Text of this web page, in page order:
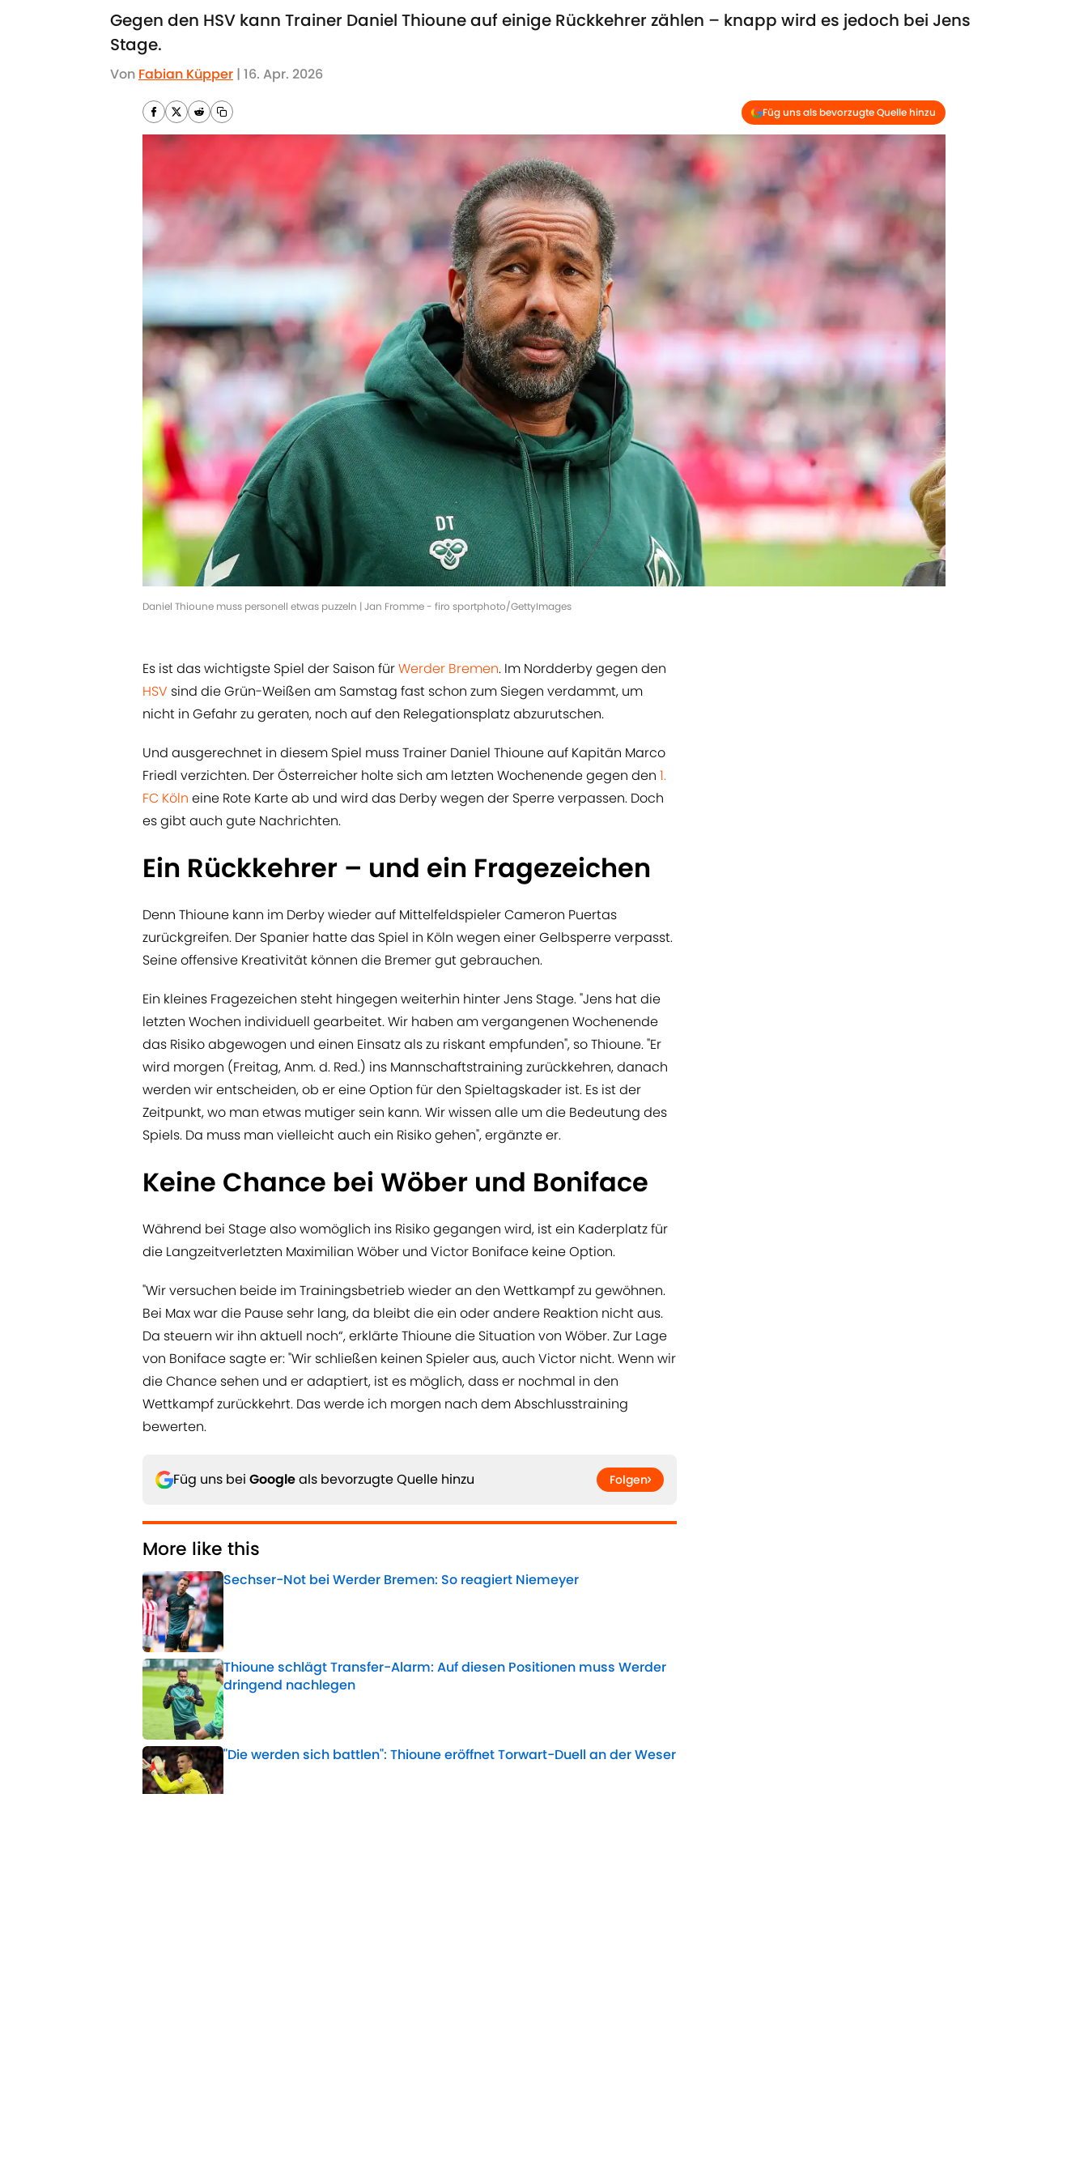
Gegen den HSV kann Trainer Daniel Thioune auf einige Rückkehrer zählen – knapp wird es jedoch bei Jens
Stage.
Von Fabian Küpper | 16. Apr. 2026
Füg uns als bevorzugte Quelle hinzu
Daniel Thioune muss personell etwas puzzeln | Jan Fromme - firo sportphoto/GettyImages
Es ist das wichtigste Spiel der Saison fürWerder Bremen. Im Nordderby gegen den
HSV sind die Grün-Weißen am Samstag fast schon zum Siegen verdammt, um
nicht in Gefahr zu geraten, noch auf den Relegationsplatz abzurutschen.
Und ausgerechnet in diesem Spiel muss Trainer Daniel Thioune auf Kapitän Marco
Friedl verzichten. Der Österreicher holte sich am letzten Wochenende gegen den 1.
FC Köln eine Rote Karte ab und wird das Derby wegen der Sperre verpassen. Doch
es gibt auch gute Nachrichten.
Ein Rückkehrer – und ein Fragezeichen
Denn Thioune kann im Derby wieder auf Mittelfeldspieler Cameron Puertas
zurückgreifen. Der Spanier hatte das Spiel in Köln wegen einer Gelbsperre verpasst.
Seine offensive Kreativität können die Bremer gut gebrauchen.
Ein kleines Fragezeichen steht hingegen weiterhin hinter Jens Stage. "Jens hat die
letzten Wochen individuell gearbeitet. Wir haben am vergangenen Wochenende
das Risiko abgewogen und einen Einsatz als zu riskant empfunden", so Thioune. "Er
wird morgen (Freitag, Anm. d. Red.) ins Mannschaftstraining zurückkehren, danach
werden wir entscheiden, ob er eine Option für den Spieltagskader ist. Es ist der
Zeitpunkt, wo man etwas mutiger sein kann. Wir wissen alle um die Bedeutung des
Spiels. Da muss man vielleicht auch ein Risiko gehen", ergänzte er.
Keine Chance bei Wöber und Boniface
Während bei Stage also womöglich ins Risiko gegangen wird, ist ein Kaderplatz für
die Langzeitverletzten Maximilian Wöber und Victor Boniface keine Option.
"Wir versuchen beide im Trainingsbetrieb wieder an den Wettkampf zu gewöhnen.
Bei Max war die Pause sehr lang, da bleibt die ein oder andere Reaktion nicht aus.
Da steuern wir ihn aktuell noch“, erklärte Thioune die Situation von Wöber. Zur Lage
von Boniface sagte er: "Wir schließen keinen Spieler aus, auch Victor nicht. Wenn wir
die Chance sehen und er adaptiert, ist es möglich, dass er nochmal in den
Wettkampf zurückkehrt. Das werde ich morgen nach dem Abschlusstraining
bewerten.
Füg uns bei Googleals bevorzugte Quelle hinzu Folgen
More like this
Sechser-Not bei Werder Bremen: So reagiert Niemeyer
Published by on Invalid Date
Thioune schlägt Transfer-Alarm: Auf diesen Positionen muss Werder
dringend nachlegen
Published by on Invalid Date
"Die werden sich battlen": Thioune eröffnet Torwart-Duell an der Weser
Published by on Invalid Date